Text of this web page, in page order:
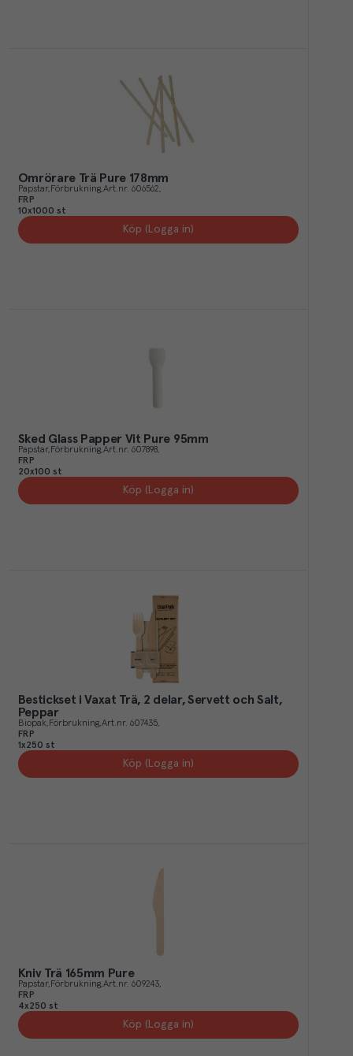
Omrörare Trä Pure 178mm
Papstar Förbrukning Art.nr. 606562
FRP
10x1000 st
Köp (Logga in)
Sked Glass Papper Vit Pure 95mm
Papstar Förbrukning Art.nr. 607898
FRP
20x100 st
Köp (Logga in)
Bestickset i Vaxat Trä, 2 delar, Servett och Salt,
Peppar
Biopak Förbrukning Art.nr. 607435
FRP
1x250 st
Köp (Logga in)
Kniv Trä 165mm Pure
Papstar Förbrukning Art.nr. 609243
FRP
4x250 st
Köp (Logga in)